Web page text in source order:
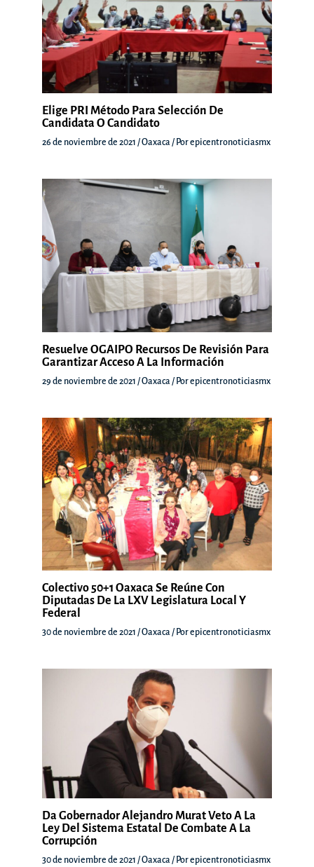
Elige PRI Método Para Selección De
Candidata O Candidato
26 de noviembre de 2021 /Oaxaca / Porepicentronoticiasmx
Resuelve OGAIPO Recursos De Revisión Para
Garantizar Acceso A La Información
29 de noviembre de 2021 /Oaxaca / Porepicentronoticiasmx
Colectivo 50+1 Oaxaca Se Reúne Con
Diputadas De La LXV Legislatura Local Y
Federal
30 de noviembre de 2021 /Oaxaca / Porepicentronoticiasmx
Da Gobernador Alejandro Murat Veto A La
Ley Del Sistema Estatal De Combate A La
Corrupción
30 de noviembre de 2021 /Oaxaca / Porepicentronoticiasmx